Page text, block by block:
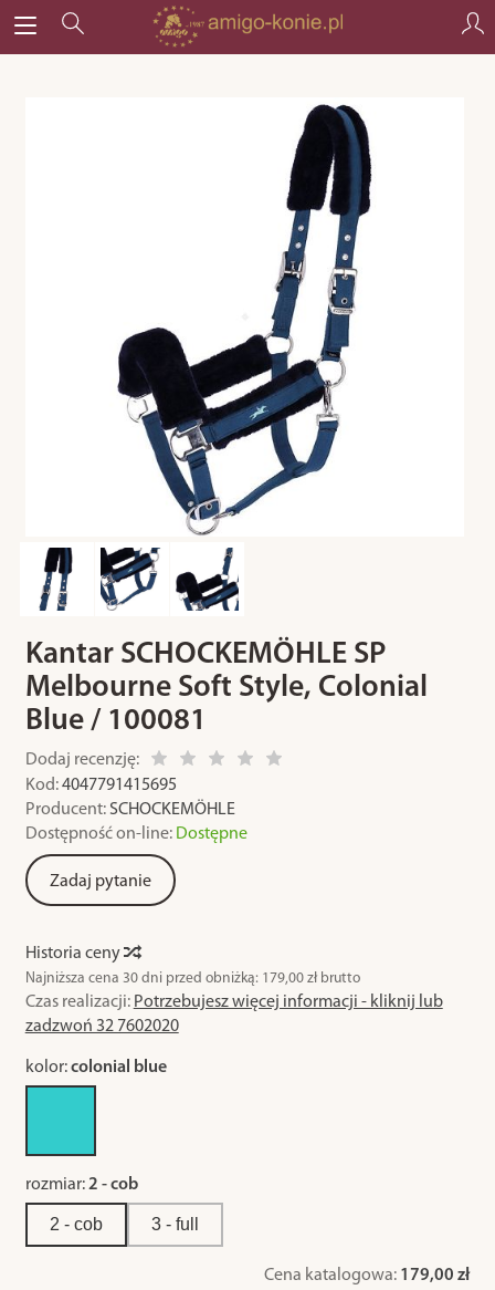
Kantar SCHOCKEMÖHLE SP
Melbourne Soft Style, Colonial
Blue / 100081
Dodaj recenzję:
Kod: 4047791415695
Producent: SCHOCKEMÖHLE
Dostępność on-line: Dostępne
Zadaj pytanie
Historia ceny
Najniższa cena 30 dni przed obniżką: 179,00 zł brutto
Czas realizacji: Potrzebujesz więcej informacji - kliknij lub
zadzwoń 32 7602020
kolor:colonial blue
rozmiar:2 - cob
2 - cob 3 - full
Cena katalogowa: 179,00 zł